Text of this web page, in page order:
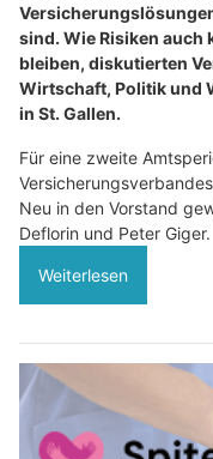
sind. Wie Risiken
bleiben, diskutierten
Wirtschaft, Politik und
in St. Gallen.
Für eine zweite
Neu in den Vorstand
Deflorin und Peter Giger.
Weiterlesen